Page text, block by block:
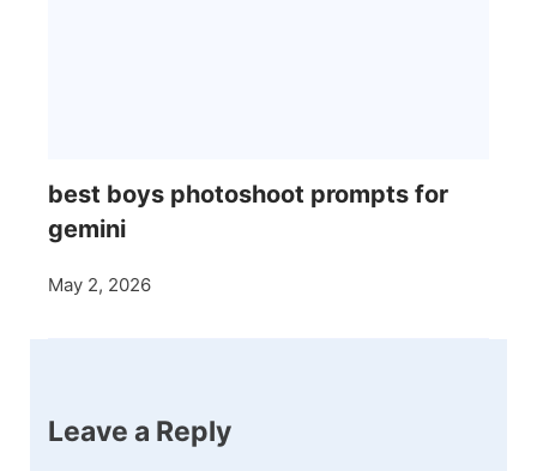
best boys photoshoot prompts for
gemini
May 2, 2026
Leave a Reply